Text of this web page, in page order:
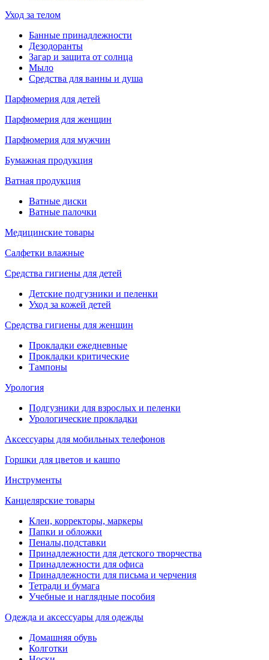
Уход за телом
Банные принадлежности
Дезодоранты
Загар и защита от солнца
Мыло
Средства для ванны и душа
Парфюмерия для детей
Парфюмерия для женщин
Парфюмерия для мужчин
Бумажная продукция
Ватная продукция
Ватные диски
Ватные палочки
Медицинские товары
Салфетки влажные
Средства гигиены для детей
Детские подгузники и пеленки
Уход за кожей детей
Средства гигиены для женщин
Прокладки ежедневные
Прокладки критические
Тампоны
Урология
Подгузники для взрослых и пеленки
Урологические прокладки
Аксессуары для мобильных телефонов
Горшки для цветов и кашпо
Инструменты
Канцелярские товары
Клеи, корректоры, маркеры
Папки и обложки
Пеналы,подставки
Принадлежности для детского творчества
Принадлежности для офиса
Принадлежности для письма и черчения
Тетради и бумага
Учебные и наглядные пособия
Одежда и аксессуары для одежды
Домашняя обувь
Колготки